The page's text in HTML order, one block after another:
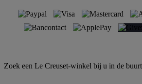
Zoek een Le Creuset-winkel bij u in de buurt